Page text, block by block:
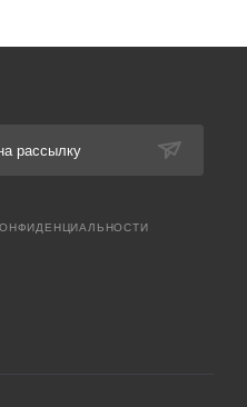
рассылку